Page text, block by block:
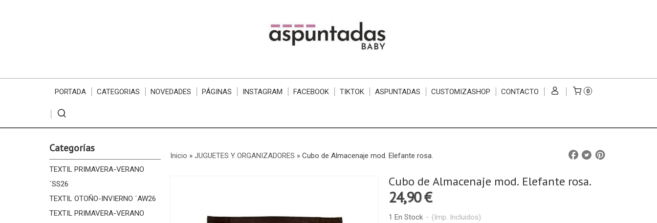
PORTADA CATEGORIAS NOVEDADES PÁGINAS INSTAGRAM FACEBOOK TIKTOK ASPUNTADAS CUSTOMIZASHOP CONTACTO 0
Categorías
TEXTIL PRIMAVERA-VERANO
´SS26
TEXTIL OTOÑO-INVIERNO ´AW26
TEXTIL PRIMAVERA-VERANO
Inicio » JUGUETES Y ORGANIZADORES » Cubo de Almacenaje mod. Elefante rosa.
Cubo de Almacenaje mod. Elefante rosa.
24,90 €
1 En Stock - (Imp. Incluidos)